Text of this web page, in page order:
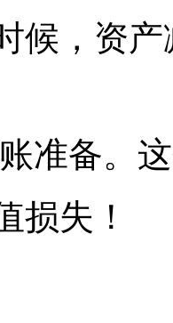
候，资
准备。
损失！